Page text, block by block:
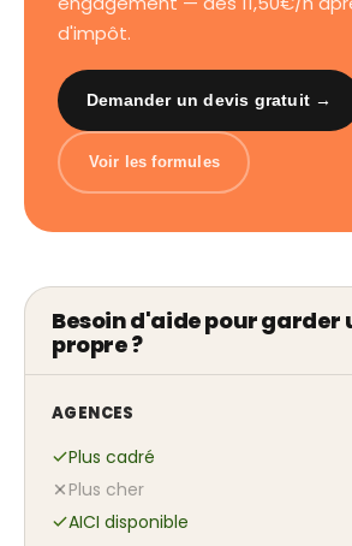
d'impôt.
Demander un devis gratuit →
Voir les formules
Besoin d'aide pour garder
propre ?
AGENCES
Plus cadré
Plus cher
AICI disponible